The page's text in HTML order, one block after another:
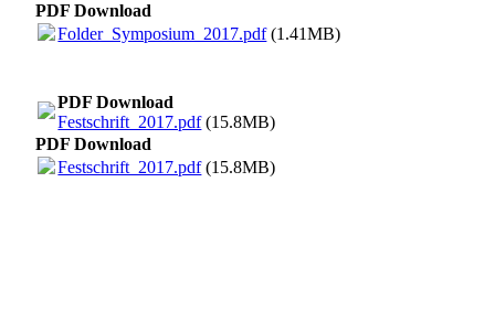
PDF Download
Folder_Symposium_2017.pdf(1.41MB)
PDF Download
Festschrift_2017.pdf(15.8MB)
PDF Download
Festschrift_2017.pdf(15.8MB)